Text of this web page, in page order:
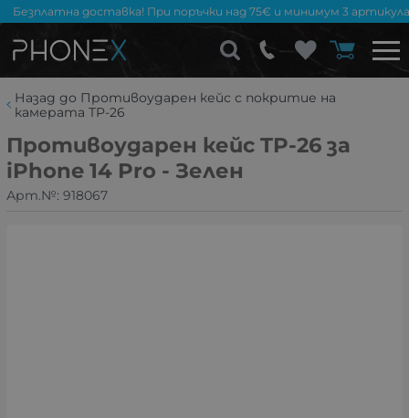
Безплатна доставка! При поръчки над 75€ и минимум 3
Назад до Противоударен кейс с покритие на
камерата TP-26
Противоударен кейс TP-26 за
iPhone 14 Pro - Зелен
Арт.№: 918067